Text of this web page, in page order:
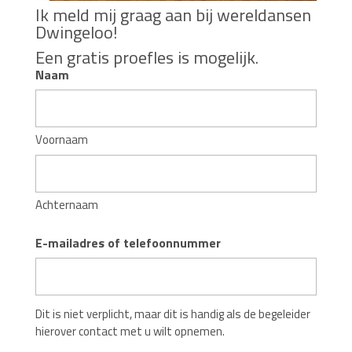
Ik meld mij graag aan bij wereldansen
Dwingeloo!
Een gratis proefles is mogelijk.
Naam
Voornaam
Achternaam
E-mailadres of telefoonnummer
Dit is niet verplicht, maar dit is handig als de begeleider
hierover contact met u wilt opnemen.